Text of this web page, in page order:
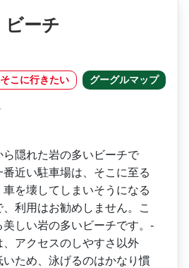
ビーチ
そこに行きたい グーグルマップ
ら隠れた­岩の多いビーチで
近い駐車場は­、そこに至る
を壊してしまいそ­うになる
利用はお勧めしません­。こ
美しい岩の多いビーチです。­
、アクセスのしやすさ以外
ため、泳げるのはかなり慣